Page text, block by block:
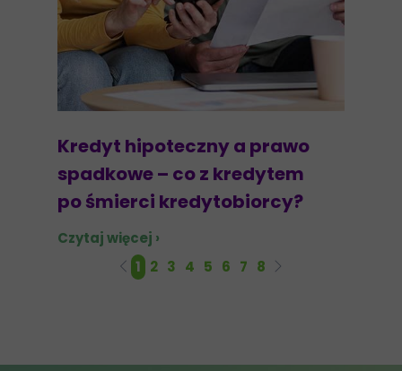
Kredyt hipoteczny a prawo
spadkowe – co z kredytem
po śmierci kredytobiorcy?
Czytaj więcej ›
1 2 3 4 5 6 7 8